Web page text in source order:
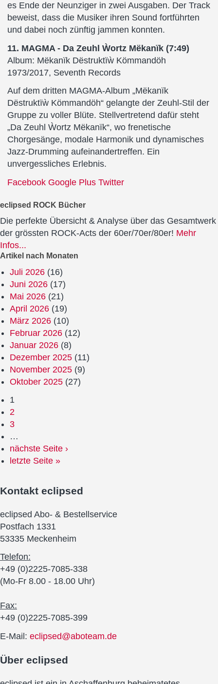
es Ende der Neunziger in zwei Ausgaben. Der Track
beweist, dass die Musiker ihren Sound fortführten
und dabei noch zünftig jammen konnten.
11. MAGMA - Da Zeuhl Ẁortz Mëkanïk (7:49)
Album: Mëkanïk Dëstruktïẁ Kömmandöh
1973/2017, Seventh Records
Auf dem dritten MAGMA-Album „Mëkanïk
Dëstruktïẁ Kömmandöh“ gelangte der Zeuhl-Stil der
Gruppe zu voller Blüte. Stellvertretend dafür steht
„Da Zeuhl Ẁortz Mëkanïk“, wo frenetische
Chorgesänge, modale Harmonik und dynamisches
Jazz-Drumming aufeinandertreffen. Ein
unvergessliches Erlebnis.
Facebook Google Plus Twitter
eclipsed ROCK Bücher
Die perfekte Übersicht & Analyse über das Gesamtwerk
der grössten ROCK-Acts der 60er/70er/80er! Mehr
Infos...
Artikel nach Monaten
Juli 2026 (16)
Juni 2026 (17)
Mai 2026 (21)
April 2026 (19)
März 2026 (10)
Februar 2026 (12)
Januar 2026 (8)
Dezember 2025 (11)
November 2025 (9)
Oktober 2025 (27)
1
2
3
…
nächste Seite ›
letzte Seite »
Kontakt eclipsed
eclipsed Abo- & Bestellservice
Postfach 1331
53335 Meckenheim
Telefon:
+49 (0)2225-7085-338
(Mo-Fr 8.00 - 18.00 Uhr)
Fax:
+49 (0)2225-7085-399
E-Mail: eclipsed@aboteam.de
Über eclipsed